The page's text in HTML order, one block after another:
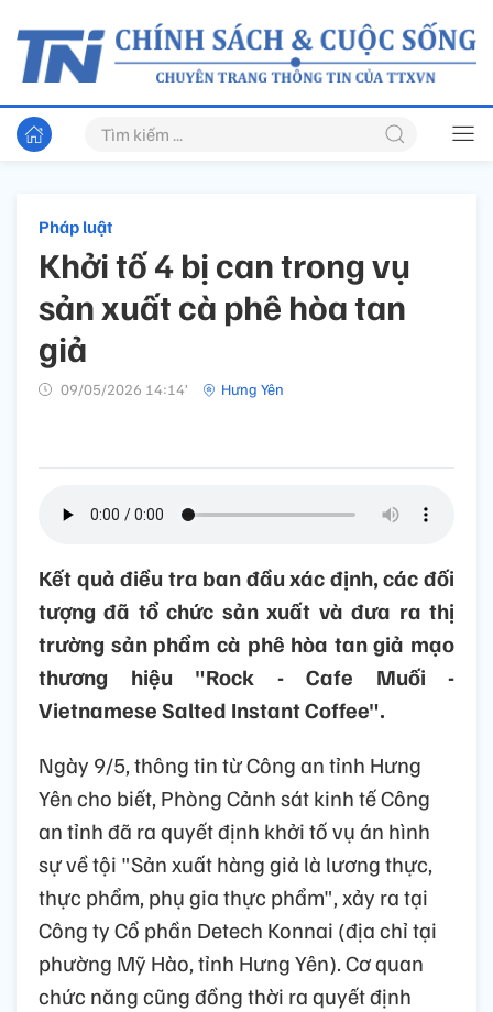
Pháp luật
Khởi tố 4 bị can trong vụ
sản xuất cà phê hòa tan
giả
09/05/2026 14:14’ Hưng Yên
Kết quả điều tra ban đầu xác định, các đối
tượng đã tổ chức sản xuất và đưa ra thị
trường sản phẩm cà phê hòa tan giả mạo
thương hiệu "Rock - Cafe Muối -
Vietnamese Salted Instant Coffee".
Ngày 9/5, thông tin từ Công an tỉnh Hưng
Yên cho biết, Phòng Cảnh sát kinh tế Công
an tỉnh đã ra quyết định khởi tố vụ án hình
sự về tội "Sản xuất hàng giả là lương thực,
thực phẩm, phụ gia thực phẩm", xảy ra tại
Công ty Cổ phần Detech Konnai (địa chỉ tại
phường Mỹ Hào, tỉnh Hưng Yên). Cơ quan
chức năng cũng đồng thời ra quyết định